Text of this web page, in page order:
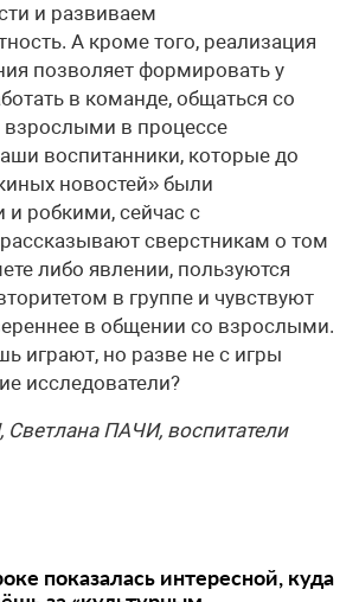
и развиваем
А кроме того, реализация
позволяет формировать у
в команде, общаться со
взрослыми в процессе
воспитанники, которые до
новостей» были
и робкими, сейчас с
сверстникам о том
либо явлении, пользуются
в группе и чувствуют
в общении со взрослыми.
играют, но разве не с игры
исследователи?
ПАЧИ, воспитатели
показалась интересной, куда